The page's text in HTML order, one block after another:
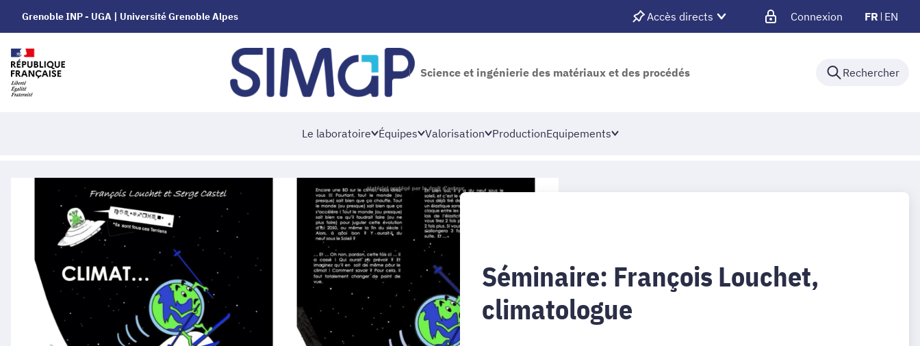
Grenoble INP - UGA | Université Grenoble Alpes Accès directs Connexion FR EN
Science et ingénierie des matériaux et des procédés Rechercher
Le laboratoire Équipes Valorisation ProductionEquipements
Séminaire: François Louchet,
climatologue